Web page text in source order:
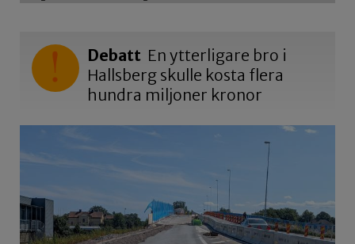
Debatt En ytterligare bro i
Hallsberg skulle kosta flera
hundra miljoner kronor